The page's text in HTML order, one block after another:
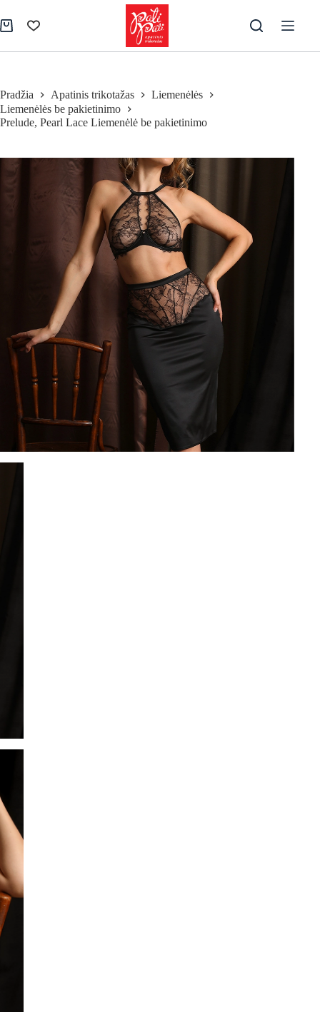
to
content
Pirkinių
Pradžia Apatinis trikotažas
Liemenėlės
Liemenėlės be pakietinimo
Prelude, Pearl Lace Liemenėlė be pakietinimo